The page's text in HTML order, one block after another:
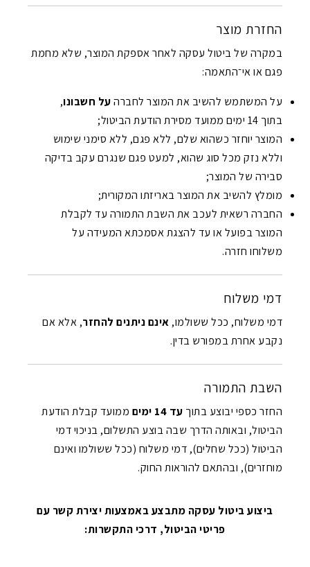
החזרת מוצר
במקרה של ביטול עסקה לאחר אספקת המוצר, שלא מחמת
פגם או אי־התאמה:
על המשתמש להשיב את המוצר לחברהעל חשבונו,
בתוך 14 ימים ממועד מסירת הודעת הביטול;
המוצר יוחזר כשהוא שלם, ללא פגם, ללא סימני שימוש
וללא נזק מכל סוג שהוא, למעט פגם שנגרם עקב בדיקה
סבירה של המוצר;
מומלץ להשיב את המוצר באריזתו המקורית;
החברה רשאית לעכב את השבת התמורה עד לקבלת
המוצר בפועל או עד להצגת אסמכתא המעידה על
משלוחו חזרה.
דמי משלוח
דמי משלוח, ככל ששולמו, אינם ניתנים להחזר, אלא אם
נקבע אחרת במפורש בדין.
השבת התמורה
החזר כספי יבוצע בתוך עד 14 ימים
ממועד קבלת הודעת
הביטול, ובאותה הדרך שבה בוצע התשלום, בניכוי דמי
הביטול (ככל שחלים), דמי משלוח (ככל ששולמו ואינם
מוחזרים), ובהתאם להוראות החוק.
ביצוע ביטול עסקה מתבצע באמצעות יצירת קשר עם
פריטי הביטול, דרכי התקשרות: